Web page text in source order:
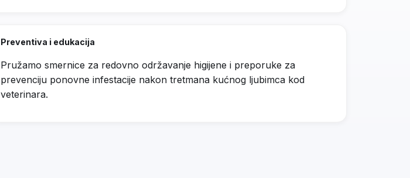
Preventiva i edukacija
Pružamo smernice za redovno održavanje higijene i preporuke za
prevenciju ponovne infestacije nakon tretmana kućnog ljubimca kod
veterinara.